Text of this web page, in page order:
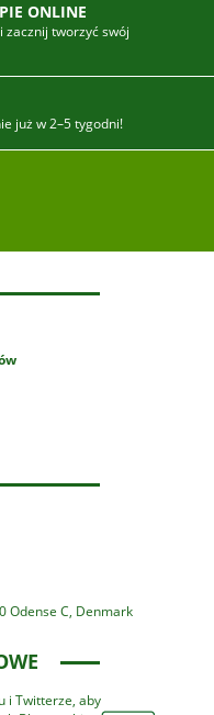
ONLINE
zacznij tworzyć swój
już w 2–5 tygodni!
Odense C, Denmark
i Twitterze, aby